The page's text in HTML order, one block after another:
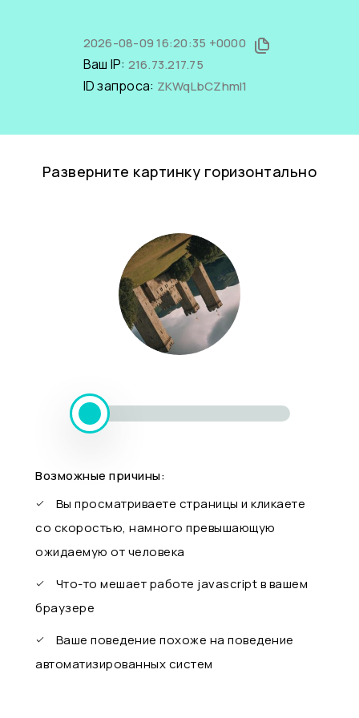
2026-08-09 16:20:35 +0000
Ваш IP: 216.73.217.75
ID запроса: ZKWqLbCZhmI1
Разверните картинку горизонтально
Возможные причины:
Вы просматриваете страницы и кликаете
со скоростью, намного превышающую
ожидаемую от человека
Что-то мешает работе javascript в вашем
браузере
Ваше поведение похоже на поведение
автоматизированных систем